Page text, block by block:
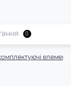
0